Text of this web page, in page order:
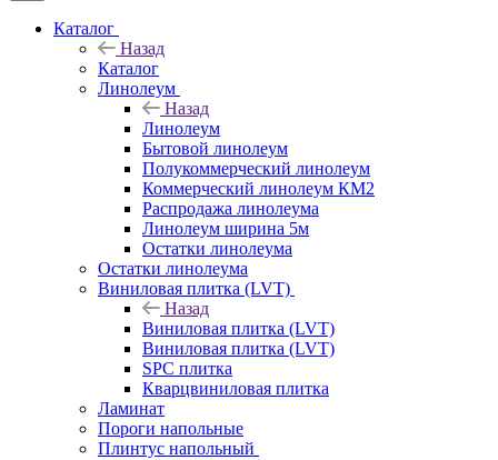
Каталог
Назад
Каталог
Линолеум
Назад
Линолеум
Бытовой линолеум
Полукоммерческий линолеум
Коммерческий линолеум КМ2
Распродажа линолеума
Линолеум ширина 5м
Остатки линолеума
Остатки линолеума
Виниловая плитка (LVT)
Назад
Виниловая плитка (LVT)
Виниловая плитка (LVT)
SPC плитка
Кварцвиниловая плитка
Ламинат
Пороги напольные
Плинтус напольный